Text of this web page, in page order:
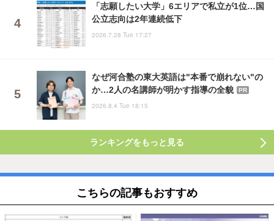
「志願したい大学」6エリアで私立が1位…国
公立志向は2年連続低下
2026.7.28 Tue 17:27
なぜ河合塾の東大英語は"本番で崩れない"の
か…2人の名講師が明かす指導の全貌
PR
2026.8.4 Tue 18:15
ランキングをもっと見る
こちらの記事もおすすめ